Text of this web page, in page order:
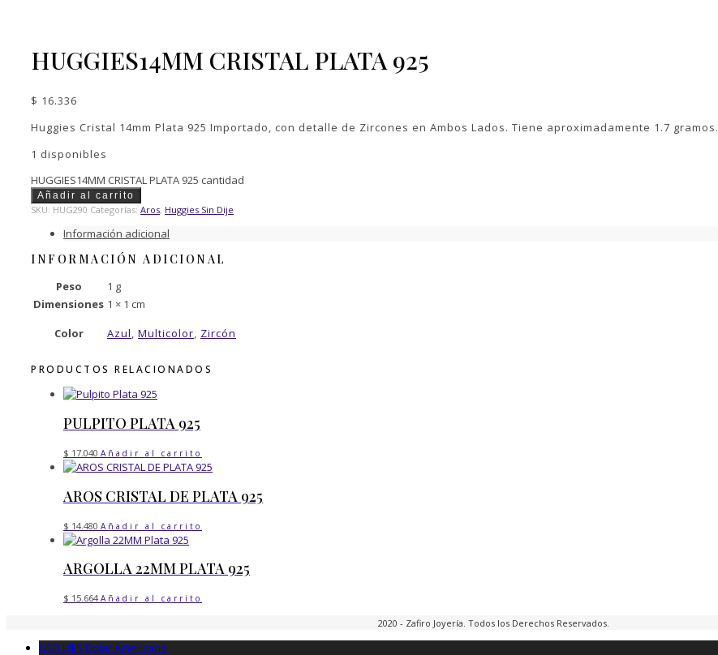
HUGGIES14MM CRISTAL PLATA 925
$ 16.336
Huggies Cristal 14mm Plata 925 Importado, con detalle de Zircones en Ambos Lados. Tiene aproximadamente 1.7 gramos.
1 disponibles
HUGGIES14MM CRISTAL PLATA 925 cantidad
Añadir al carrito
SKU: HUG290 Categorías: Aros, Huggies Sin Dije
Información adicional
INFORMACIÓN ADICIONAL
Peso
1 g
Dimensiones 1 × 1 cm
Color
Azul, Multicolor, Zircón
PRODUCTOS RELACIONADOS
PULPITO PLATA 925
$ 17.040 Añadir al carrito
AROS CRISTAL DE PLATA 925
$ 14.480 Añadir al carrito
ARGOLLA 22MM PLATA 925
$ 15.664 Añadir al carrito
2020 - Zafiro Joyería. Todos los Derechos Reservados.
USD U$S Dolar Americano